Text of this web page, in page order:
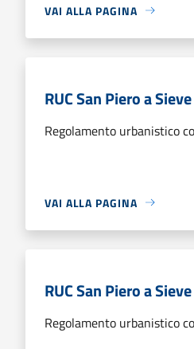
VAI ALLA PAGINA
RUC San Piero a
Regolamento urbanistico
VAI ALLA PAGINA
RUC San Piero a
Regolamento urbanistico